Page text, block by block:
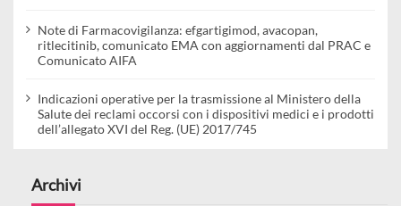
Note di Farmacovigilanza: efgartigimod, avacopan,
ritlecitinib, comunicato EMA con aggiornamenti dal PRAC e
Comunicato AIFA
Indicazioni operative per la trasmissione al Ministero della
Salute dei reclami occorsi con i dispositivi medici e i prodotti
dell’allegato XVI del Reg. (UE) 2017/745
Archivi